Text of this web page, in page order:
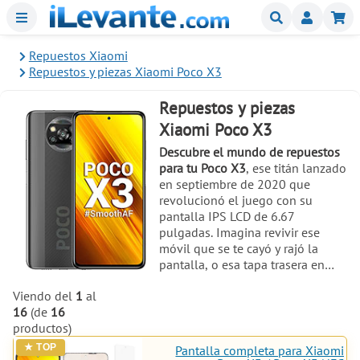
Menu Buscar
Repuestos Xiaomi
Repuestos y piezas Xiaomi Poco X3
Repuestos y piezas
Xiaomi Poco X3
Descubre el mundo de repuestos
para tu Poco X3, ese titán lanzado
en septiembre de 2020 que
revolucionó el juego con su
pantalla IPS LCD de 6.67
pulgadas. Imagina revivir ese
móvil que se te cayó y rajó la
pantalla, o esa tapa trasera en
pantallas originales, service pack,
Viendo del 1 al
16 (de 16
productos)
Pantalla completa para Xiaomi